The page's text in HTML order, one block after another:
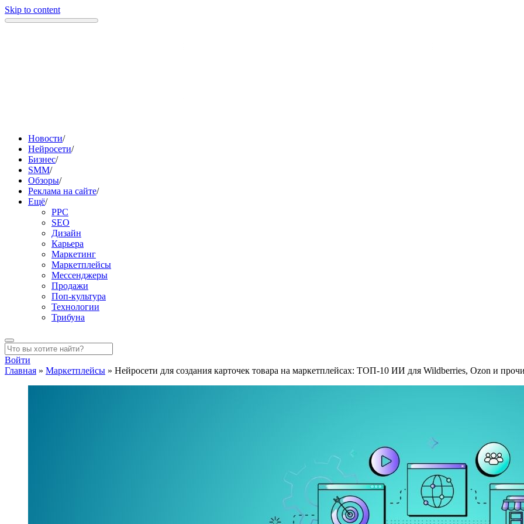
Skip to content
Новости/
Нейросети/
Бизнес/
SMM/
Обзоры/
Реклама на сайте/
Ещё/
PPC
SEO
Дизайн
Карьера
Маркетинг
Маркетплейсы
Мессенджеры
Продажи
Поп-культура
Технологии
Трибуна
Войти
Главная » Маркетплейсы » Нейросети для создания карточек товара на маркетплейсах: ТОП-10 ИИ для Wildberries, Ozon и